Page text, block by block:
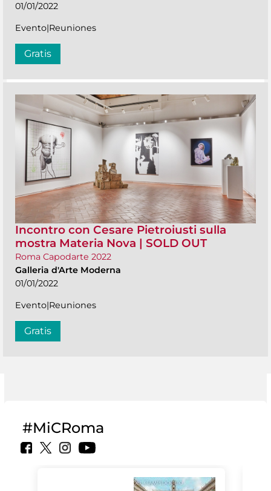
01/01/2022
Evento|Reuniones
Gratis
Incontro con Cesare Pietroiusti sulla
mostra Materia Nova | SOLD OUT
Roma Capodarte 2022
Galleria d'Arte Moderna
01/01/2022
Evento|Reuniones
Gratis
#MiCRoma